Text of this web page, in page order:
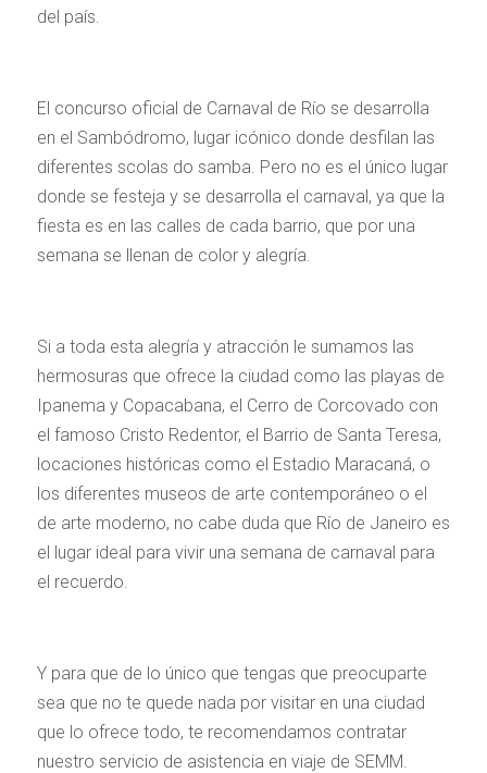
del país.
El concurso oficial de Carnaval de Río se desarrolla
en el Sambódromo, lugar icónico donde desfilan las
diferentes scolas do samba. Pero no es el único lugar
donde se festeja y se desarrolla el carnaval, ya que la
fiesta es en las calles de cada barrio, que por una
semana se llenan de color y alegría.
Si a toda esta alegría y atracción le sumamos las
hermosuras que ofrece la ciudad como las playas de
Ipanema y Copacabana, el Cerro de Corcovado con
el famoso Cristo Redentor, el Barrio de Santa Teresa,
locaciones históricas como el Estadio Maracaná, o
los diferentes museos de arte contemporáneo o el
de arte moderno, no cabe duda que Río de Janeiro es
el lugar ideal para vivir una semana de carnaval para
el recuerdo.
Y para que de lo único que tengas que preocuparte
sea que no te quede nada por visitar en una ciudad
que lo ofrece todo, te recomendamos contratar
nuestro servicio de asistencia en viaje de SEMM.